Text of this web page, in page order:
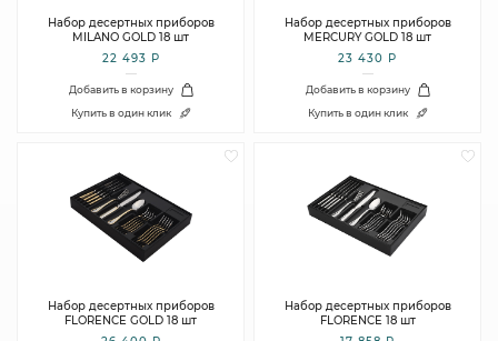
Набор десертных приборов
MILANO GOLD 18 шт
22 493 Р
Добавить в корзину
Купить в один клик
Набор десертных приборов
MERCURY GOLD 18 шт
23 430 Р
Добавить в корзину
Купить в один клик
Набор десертных приборов
FLORENCE GOLD 18 шт
Набор десертных приборов
FLORENCE 18 шт